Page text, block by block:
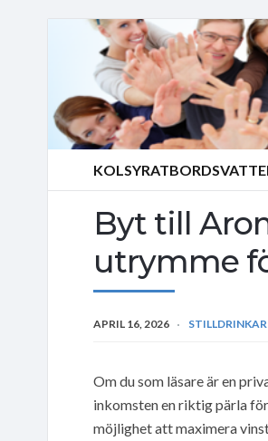
Byt till
utrymme
APRIL 16, 2026 STILLDRINKAR
Om du som läsare är en
inkomsten en riktig pärla
möjlighet att maximera